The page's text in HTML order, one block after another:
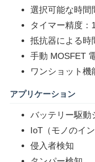
ホーム
ビデオ
私たちについて
選択可能な時間
タイマー精度：
抵抗器による時
手動 MOSFET
ワンショット機
アプリケーション
バッテリー駆動
IoT（モノのイ
侵入者検知